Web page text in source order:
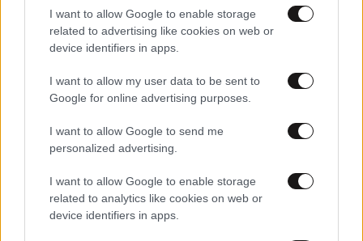
I want to allow Google to enable storage
related to advertising like cookies on web or
device identifiers in apps.
I want to allow my user data to be sent to
Google for online advertising purposes.
I want to allow Google to send me
personalized advertising.
I want to allow Google to enable storage
related to analytics like cookies on web or
device identifiers in apps.